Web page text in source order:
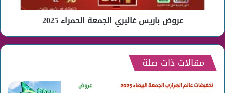
عروض باريس غاليري الجمعة الحمراء 2025
مقالات ذات صلة